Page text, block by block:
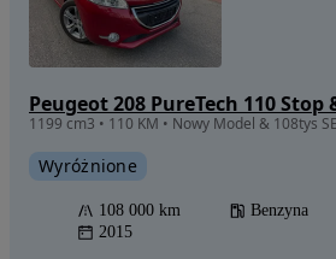
Peugeot 208 PureTech 110
Wyróżnione
108 000 km Benzyna
2015